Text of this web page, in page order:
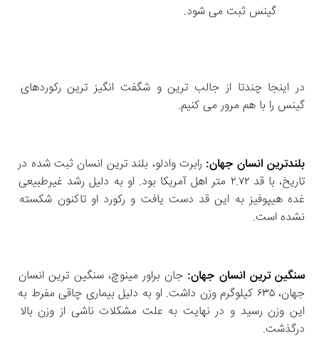
گینس ثبت می‌ شود.
در اینجا چندتا از جالب ترین و شگفت انگیز ترین رکوردهای
گینس را با هم مرور می کنیم.
بلندترین انسان جهان:
رابرت وادلو، بلند ترین انسان ثبت‌ شده در
تاریخ، با قد ۲.۷۲ متر اهل آمریکا بود. او به دلیل رشد غیرطبیعی
غده هیپوفیز به این قد دست یافت و رکورد او تاکنون شکسته
نشده است.
سنگین‌ ترین انسان جهان:
جان براور مینوچ، سنگین‌ ترین انسان
جهان، ۶۳۵ کیلوگرم وزن داشت. او به دلیل بیماری چاقی مفرط به
این وزن رسید و در نهایت به علت مشکلات ناشی از وزن بالا
درگذشت.